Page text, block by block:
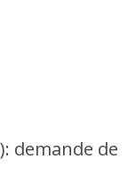
demande de